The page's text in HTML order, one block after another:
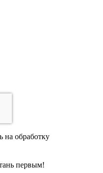
на обработку
первым!